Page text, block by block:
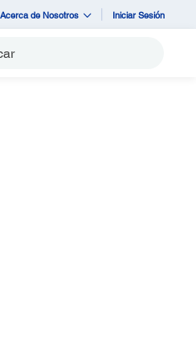
Acerca de Nosotros Iniciar Sesión